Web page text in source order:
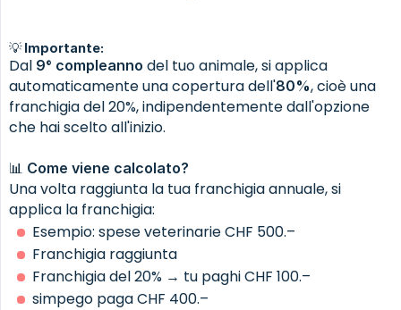
💡 Importante:
Dal 9° compleanno del tuo animale, si applica
automaticamente una copertura dell'80%, cioè una
franchigia del 20%, indipendentemente dall'opzione
che hai scelto all'inizio.
📊 Come viene calcolato?
Una volta raggiunta la tua franchigia annuale, si
applica la franchigia:
Esempio: spese veterinarie CHF 500.–
Franchigia raggiunta
Franchigia del 20% → tu paghi CHF 100.–
simpego paga CHF 400.–